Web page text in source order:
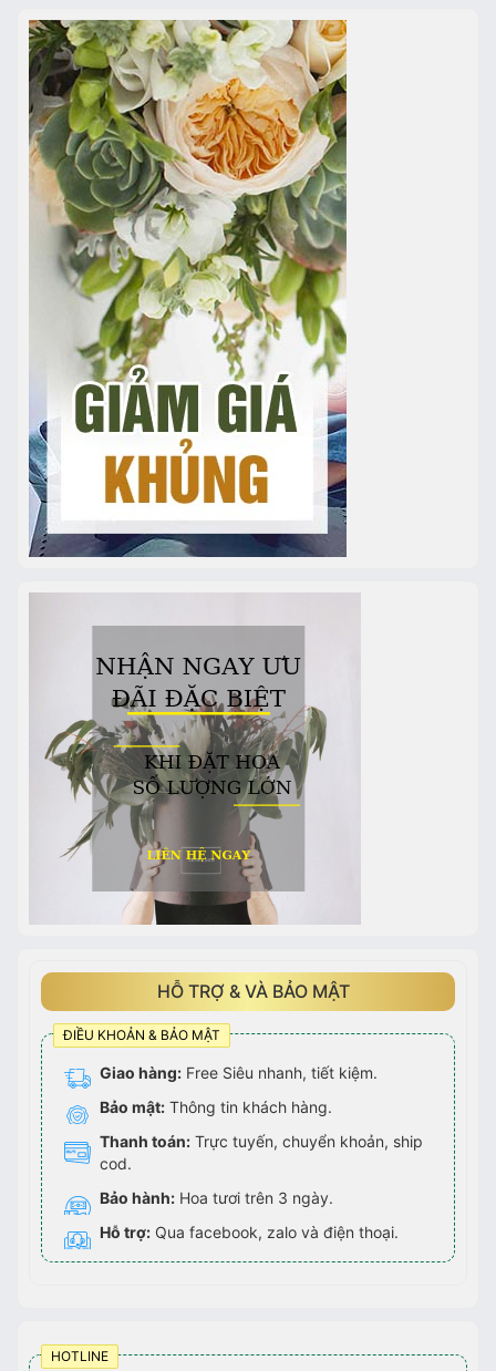
HỖ TRỢ & VÀ BẢO MẬT
ĐIỀU KHOẢN & BẢO MẬT
Giao hàng: Free Siêu nhanh, tiết kiệm.
Bảo mật: Thông tin khách hàng.
Thanh toán: Trực tuyến, chuyển khoản, ship
cod.
Bảo hành: Hoa tươi trên 3 ngày.
Hỗ trợ: Qua facebook, zalo và điện thoại.
HOTLINE